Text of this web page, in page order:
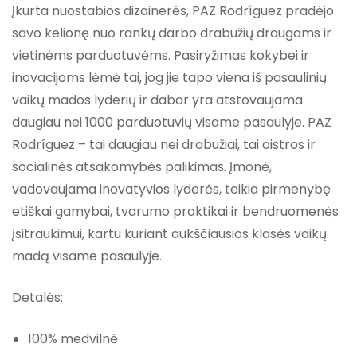
Įkurta nuostabios dizainerės, PAZ Rodríguez pradėjo
savo kelionę nuo rankų darbo drabužių draugams ir
vietinėms parduotuvėms. Pasiryžimas kokybei ir
inovacijoms lėmė tai, jog jie tapo viena iš pasaulinių
vaikų mados lyderių ir dabar yra atstovaujama
daugiau nei 1000 parduotuvių visame pasaulyje. PAZ
Rodríguez – tai daugiau nei drabužiai, tai aistros ir
socialinės atsakomybės palikimas. Įmonė,
vadovaujama inovatyvios lyderės, teikia pirmenybę
etiškai gamybai, tvarumo praktikai ir bendruomenės
įsitraukimui, kartu kuriant aukščiausios klasės vaikų
madą visame pasaulyje.
Detalės:
100% medvilnė